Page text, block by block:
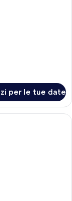
per le tue date
con biancheria